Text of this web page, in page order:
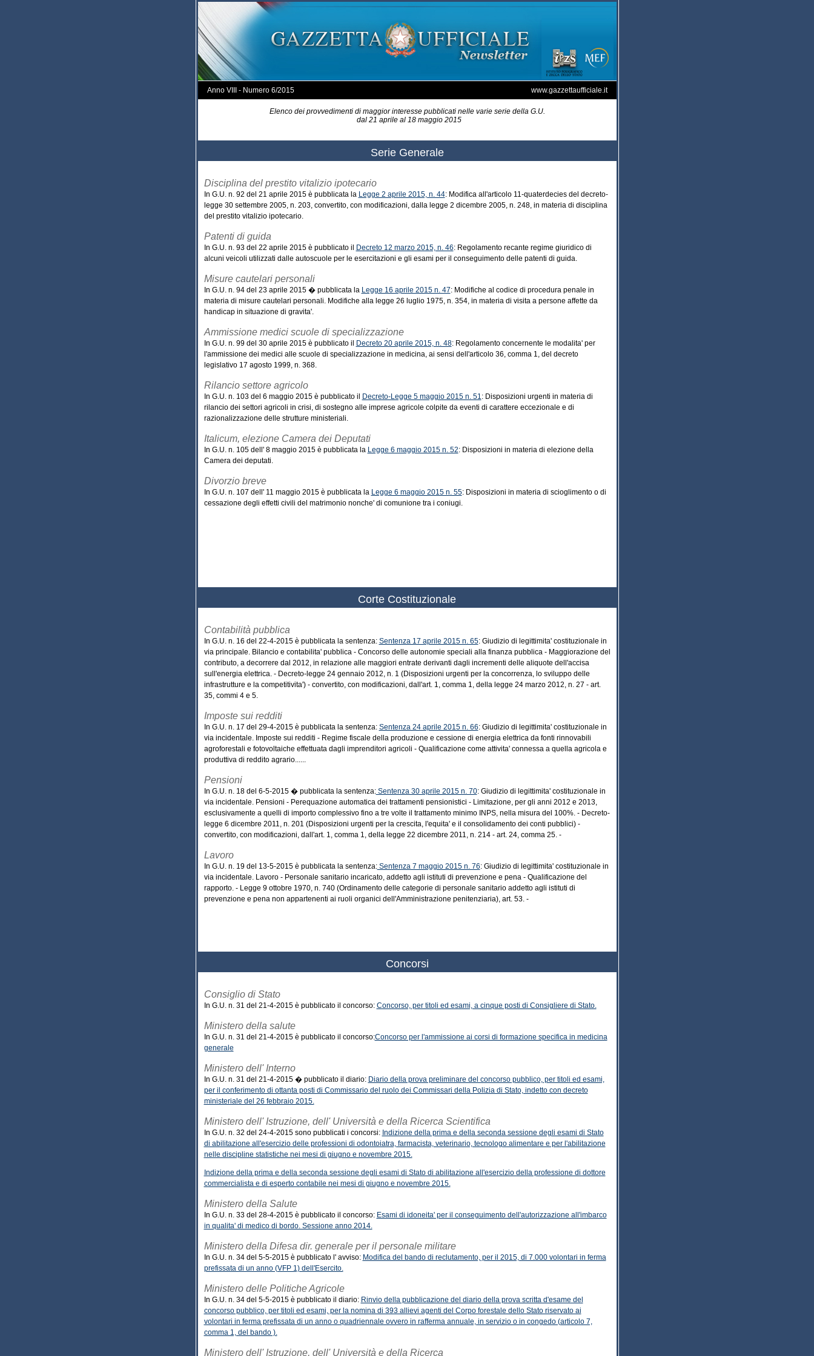
Anno VIII - Numero 6/2015 www.gazzettaufficiale.it
Elenco dei provvedimenti di maggior interesse pubblicati nelle varie serie della G.U.
dal 21 aprile al 18 maggio 2015
Serie Generale
Disciplina del prestito vitalizio ipotecario
In G.U. n. 92 del 21 aprile 2015 è pubblicata la Legge 2 aprile 2015, n. 44: Modifica all'articolo 11-quaterdecies del decreto-
legge 30 settembre 2005, n. 203, convertito, con modificazioni, dalla legge 2 dicembre 2005, n. 248, in materia di disciplina
del prestito vitalizio ipotecario.
Patenti di guida
In G.U. n. 93 del 22 aprile 2015 è pubblicato il Decreto 12 marzo 2015, n. 46: Regolamento recante regime giuridico di
alcuni veicoli utilizzati dalle autoscuole per le esercitazioni e gli esami per il conseguimento delle patenti di guida.
Misure cautelari personali
In G.U. n. 94 del 23 aprile 2015 � pubblicata la Legge 16 aprile 2015 n. 47: Modifiche al codice di procedura penale in
materia di misure cautelari personali. Modifiche alla legge 26 luglio 1975, n. 354, in materia di visita a persone affette da
handicap in situazione di gravita'.
Ammissione medici scuole di specializzazione
In G.U. n. 99 del 30 aprile 2015 è pubblicato il Decreto 20 aprile 2015, n. 48: Regolamento concernente le modalita' per
l'ammissione dei medici alle scuole di specializzazione in medicina, ai sensi dell'articolo 36, comma 1, del decreto
legislativo 17 agosto 1999, n. 368.
Rilancio settore agricolo
In G.U. n. 103 del 6 maggio 2015 è pubblicato il Decreto-Legge 5 maggio 2015 n. 51: Disposizioni urgenti in materia di
rilancio dei settori agricoli in crisi, di sostegno alle imprese agricole colpite da eventi di carattere eccezionale e di
razionalizzazione delle strutture ministeriali.
Italicum, elezione Camera dei Deputati
In G.U. n. 105 dell' 8 maggio 2015 è pubblicata la Legge 6 maggio 2015 n. 52: Disposizioni in materia di elezione della
Camera dei deputati.
Divorzio breve
In G.U. n. 107 dell' 11 maggio 2015 è pubblicata la Legge 6 maggio 2015 n. 55: Disposizioni in materia di scioglimento o di
cessazione degli effetti civili del matrimonio nonche' di comunione tra i coniugi.
Corte Costituzionale
Contabilità pubblica
In G.U. n. 16 del 22-4-2015 è pubblicata la sentenza: Sentenza 17 aprile 2015 n. 65: Giudizio di legittimita' costituzionale in
via principale. Bilancio e contabilita' pubblica - Concorso delle autonomie speciali alla finanza pubblica - Maggiorazione del
contributo, a decorrere dal 2012, in relazione alle maggiori entrate derivanti dagli incrementi delle aliquote dell'accisa
sull'energia elettrica. - Decreto-legge 24 gennaio 2012, n. 1 (Disposizioni urgenti per la concorrenza, lo sviluppo delle
infrastrutture e la competitivita') - convertito, con modificazioni, dall'art. 1, comma 1, della legge 24 marzo 2012, n. 27 - art.
35, commi 4 e 5.
Imposte sui redditi
In G.U. n. 17 del 29-4-2015 è pubblicata la sentenza: Sentenza 24 aprile 2015 n. 66: Giudizio di legittimita' costituzionale in
via incidentale. Imposte sui redditi - Regime fiscale della produzione e cessione di energia elettrica da fonti rinnovabili
agroforestali e fotovoltaiche effettuata dagli imprenditori agricoli - Qualificazione come attivita' connessa a quella agricola e
produttiva di reddito agrario......
Pensioni
In G.U. n. 18 del 6-5-2015 � pubblicata la sentenza:Sentenza 30 aprile 2015 n. 70: Giudizio di legittimita' costituzionale in
via incidentale. Pensioni - Perequazione automatica dei trattamenti pensionistici - Limitazione, per gli anni 2012 e 2013,
esclusivamente a quelli di importo complessivo fino a tre volte il trattamento minimo INPS, nella misura del 100%. - Decreto-
legge 6 dicembre 2011, n. 201 (Disposizioni urgenti per la crescita, l'equita' e il consolidamento dei conti pubblici) -
convertito, con modificazioni, dall'art. 1, comma 1, della legge 22 dicembre 2011, n. 214 - art. 24, comma 25. -
Lavoro
In G.U. n. 19 del 13-5-2015 è pubblicata la sentenza:Sentenza 7 maggio 2015 n. 76: Giudizio di legittimita' costituzionale in
via incidentale. Lavoro - Personale sanitario incaricato, addetto agli istituti di prevenzione e pena - Qualificazione del
rapporto. - Legge 9 ottobre 1970, n. 740 (Ordinamento delle categorie di personale sanitario addetto agli istituti di
prevenzione e pena non appartenenti ai ruoli organici dell'Amministrazione penitenziaria), art. 53. -
Concorsi
Consiglio di Stato
In G.U. n. 31 del 21-4-2015 è pubblicato il concorso: Concorso, per titoli ed esami, a cinque posti di Consigliere di Stato.
Ministero della salute
In G.U. n. 31 del 21-4-2015 è pubblicato il concorso:Concorso per l'ammissione ai corsi di formazione specifica in medicina
generale
Ministero dell' Interno
In G.U. n. 31 del 21-4-2015 � pubblicato il diario: Diario della prova preliminare del concorso pubblico, per titoli ed esami,
per il conferimento di ottanta posti di Commissario del ruolo dei Commissari della Polizia di Stato, indetto con decreto
ministeriale del 26 febbraio 2015.
Ministero dell' Istruzione, dell' Università e della Ricerca Scientifica
In G.U. n. 32 del 24-4-2015 sono pubblicati i concorsi: Indizione della prima e della seconda sessione degli esami di Stato
di abilitazione all'esercizio delle professioni di odontoiatra, farmacista, veterinario, tecnologo alimentare e per l'abilitazione
nelle discipline statistiche nei mesi di giugno e novembre 2015.
Indizione della prima e della seconda sessione degli esami di Stato di abilitazione all'esercizio della professione di dottore
commercialista e di esperto contabile nei mesi di giugno e novembre 2015.
Ministero della Salute
In G.U. n. 33 del 28-4-2015 è pubblicato il concorso: Esami di idoneita' per il conseguimento dell'autorizzazione all'imbarco
in qualita' di medico di bordo. Sessione anno 2014.
Ministero della Difesa dir. generale per il personale militare
In G.U. n. 34 del 5-5-2015 è pubblicato l' avviso: Modifica del bando di reclutamento, per il 2015, di 7.000 volontari in ferma
prefissata di un anno (VFP 1) dell'Esercito.
Ministero delle Politiche Agricole
In G.U. n. 34 del 5-5-2015 è pubblicato il diario: Rinvio della pubblicazione del diario della prova scritta d'esame del
concorso pubblico, per titoli ed esami, per la nomina di 393 allievi agenti del Corpo forestale dello Stato riservato ai
volontari in ferma prefissata di un anno o quadriennale ovvero in rafferma annuale, in servizio o in congedo (articolo 7,
comma 1, del bando ).
Ministero dell' Istruzione, dell' Università e della Ricerca